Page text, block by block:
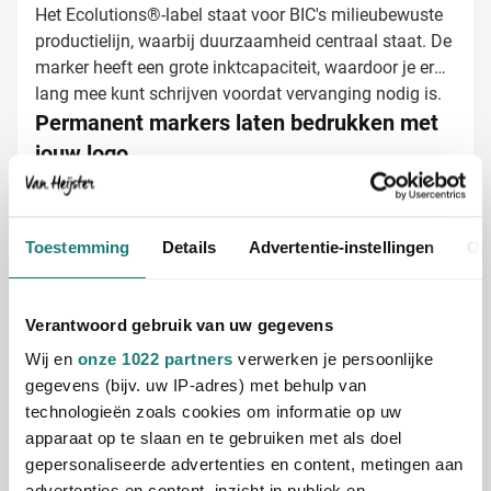
Toestemming Details Advertentie-instellingen
Verantwoord gebruik van uw gegevens
Wij en onze 1022 partners verwerken je persoonlijke
gegevens (bijv. uw IP-adres) met behulp van
technologieën zoals cookies om informatie op uw
apparaat op te slaan en te gebruiken met als doel
gepersonaliseerde advertenties en content, metingen aan
Het Ecolutions®-label staat voor BIC's milieubewuste
productielijn, waarbij duurzaamheid centraal staat. De
marker heeft een grote inktcapaciteit, waardoor je er
lang mee kunt schrijven voordat vervanging nodig is.
Permanent markers laten bedrukken met
jouw logo
Bij Van Heijster Relatiegeschenken maken we van
kleuren
Dankzij de goede bedrukkingsmogelijkheden van deze
marker blijft jouw logo of boodschap goed zichtbaar
tijdens het gebruik.
Gratis digitaal voorbeeld van je bedrukte